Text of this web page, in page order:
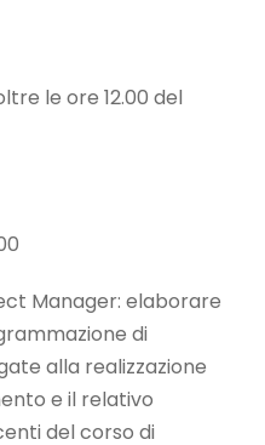
le ore 12.00 del
Manager: elaborare
di
alla realizzazione
e il relativo
del corso di